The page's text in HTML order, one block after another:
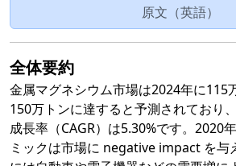
原文（英語）
全体要約
金属マグネシウム市場は2024年に115
150万トンに達すると予測されており
成長率（CAGR）は5.30%です。2020
ミックは市場に negative impact を与